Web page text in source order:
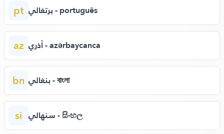
pt برتغالي - português
az أذري - azərbaycanca
bn بنغالي - বাংলা
si سنهالي - සිංහල